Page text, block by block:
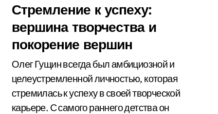
Стремление к успеху:
вершина творчества и
покорение вершин
Олег Гущин всегда был амбициозной и
целеустремленной личностью, которая
стремилась к успеху в своей творческой
карьере. С самого раннего детства он